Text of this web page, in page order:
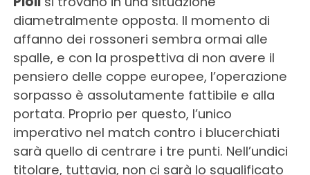
diametralmente opposta. Il momento di
affanno dei rossoneri sembra ormai alle
spalle, e con la prospettiva di non avere il
pensiero delle coppe europee, l’operazione
sorpasso è assolutamente fattibile e alla
portata. Proprio per questo, l’unico
imperativo nel match contro i blucerchiati
sarà quello di centrare i tre punti. Nell’undici
titolare, tuttavia, non ci sarà lo squalificato